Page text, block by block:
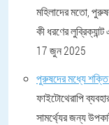
মহিলাদের মতো,
কী ধরণের
17 জুন 2025
পুরুষদের মধ্যে শক্তি
ফাইটোথেরাপি
সামর্থ্যের জন্য